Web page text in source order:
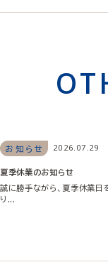
お知らせ 2026.07.29
夏季休業のお知らせ
誠に勝手ながら、夏季休業日
り...